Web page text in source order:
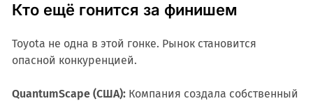
Кто ещё гонится за финишем
Toyota не одна в этой гонке. Рынок становится
опасной конкуренцией.
QuantumScape (США):Компания создала собственный